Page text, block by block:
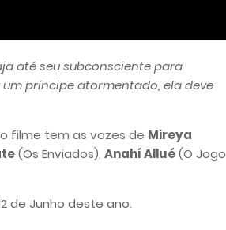
até seu subconsciente para
príncipe atormentado, ela deve
filme tem as vozes de Mireya
(Os Enviados), Anahí Allué(O Jogo
de Junho deste ano.